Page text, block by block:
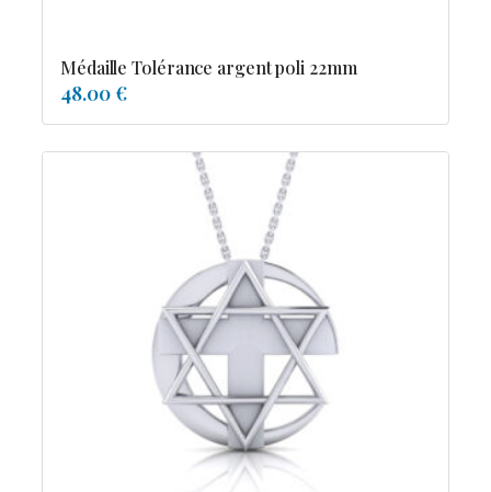
Médaille Tolérance argent poli 22mm
48.00 €